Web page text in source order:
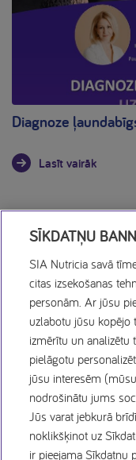
Diagnoze
Lasīt vairāk
Sīkdatņu politika
Privātuma politika
Lietošanas noteikumi
Vakances
SĪKDATŅU
SIA Nutricia savā
citas izsekošanas
personām. Ar jūsu
uzlabotu jūsu kopējo
izmērītu un analizētu
pielāgotu
jūsu interesēm
nodrošinātu jums
Jūs varat jebkurā
noklikšķinot uz
ir pieejama Sīkdatņu